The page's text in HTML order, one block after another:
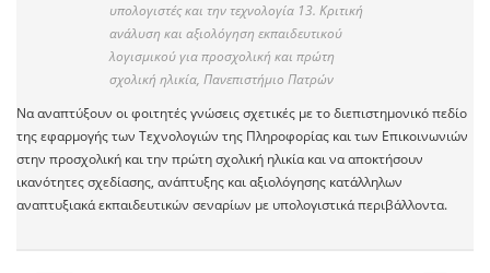
υπολογιστές και την τεχνολογία 13. Κριτική
ανάλυση και αξιολόγηση εκπαιδευτικού
λογισμικού για προσχολική και πρώτη
σχολική ηλικία, Πανεπιστήμιο Πατρών
Να αναπτύξουν οι φοιτητές γνώσεις σχετικές με το διεπιστημονικό πεδίο
της εφαρμογής των Τεχνολογιών της Πληροφορίας και των Επικοινωνιών
στην προσχολική και την πρώτη σχολική ηλικία και να αποκτήσουν
ικανότητες σχεδίασης, ανάπτυξης και αξιολόγησης κατάλληλων
αναπτυξιακά εκπαιδευτικών σεναρίων με υπολογιστικά περιβάλλοντα.